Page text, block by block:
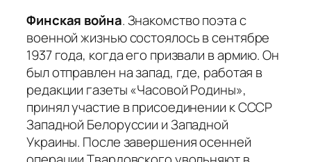
Финская война. Знакомство поэта с
военной жизнью состоялось в сентябре
1937 года, когда его призвали в армию. Он
был отправлен на запад, где, работая в
редакции газеты «Часовой Родины»,
принял участие в присоединении к СССР
Западной Белоруссии и Западной
Украины. После завершения осенней